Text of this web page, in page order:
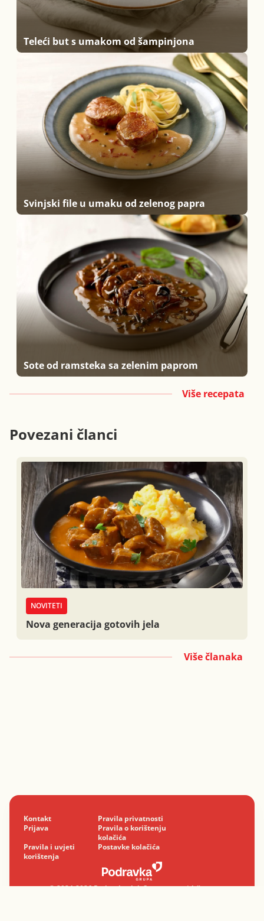
Teleći but s umakom od šampinjona
Svinjski file u umaku od zelenog papra
Sote od ramsteka sa zelenim paprom
Više recepata
Povezani članci
NOVITETI
Nova generacija gotovih jela
Više članaka
Kontakt
Pravila privatnosti
Prijava
Pravila o korištenju
kolačića
Pravila i uvjeti
korištenja
Postavke kolačića
© 2024-2026 Podravka d.d. Sva prava pridržana.